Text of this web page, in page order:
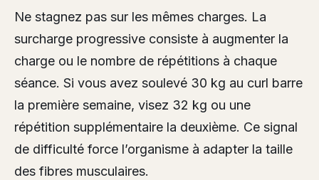
Ne stagnez pas sur les mêmes charges. La
surcharge progressive consiste à augmenter la
charge ou le nombre de répétitions à chaque
séance. Si vous avez soulevé 30 kg au curl barre
la première semaine, visez 32 kg ou une
répétition supplémentaire la deuxième. Ce signal
de difficulté force l’organisme à adapter la taille
des fibres musculaires.